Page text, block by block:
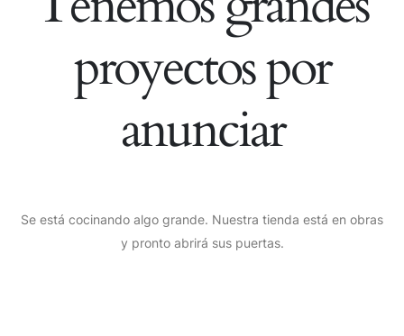
proyectos por
anunciar
Se está cocinando algo grande. Nuestra tienda está en obras
y pronto abrirá sus puertas.